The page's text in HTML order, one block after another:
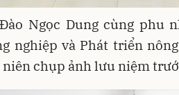
Ngọc Dung cùng phu
nghiệp và Phát triển
niên chụp ảnh lưu niệm